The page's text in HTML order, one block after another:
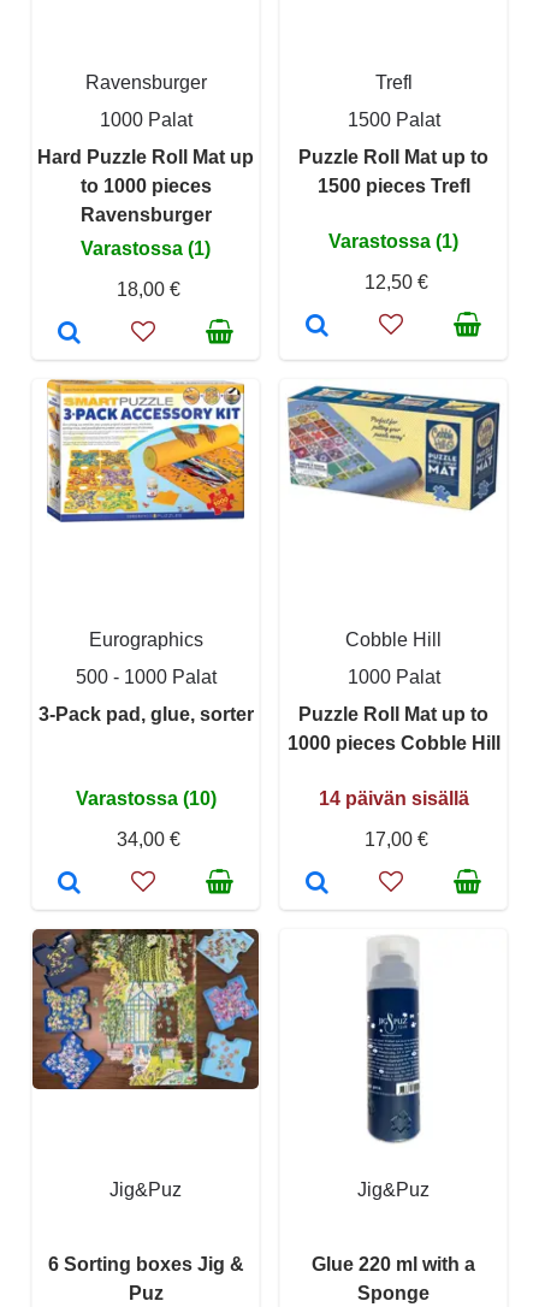
Ravensburger
1000 Palat
Hard Puzzle Roll Mat up
to 1000 pieces
Ravensburger
Varastossa (1)
18,00 €
Trefl
1500 Palat
Puzzle Roll Mat up to
1500 pieces Trefl
Varastossa (1)
12,50 €
Eurographics
500 - 1000 Palat
3-Pack pad, glue, sorter
Varastossa (10)
34,00 €
Cobble Hill
1000 Palat
Puzzle Roll Mat up to
1000 pieces Cobble Hill
14 päivän sisällä
17,00 €
Jig&Puz
6 Sorting boxes Jig &
Puz
Jig&Puz
Glue 220 ml with a
Sponge